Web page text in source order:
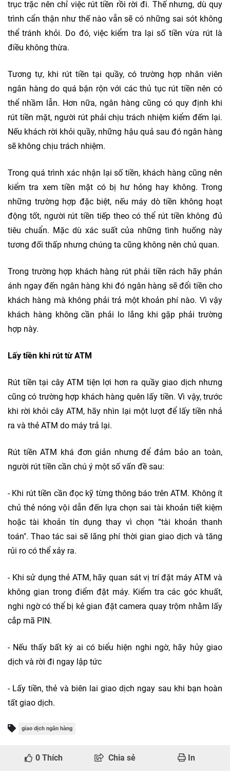
trục trặc nên chỉ việc rút tiền rồi rời đi. Thế nhưng, dù quy
trình cẩn thận như thế nào vẫn sẽ có những sai sót không
thể tránh khỏi. Do đó, việc kiểm tra lại số tiền vừa rút là
điều không thừa.
Tương tự, khi rút tiền tại quầy, có trường hợp nhân viên
ngân hàng do quá bận rộn với các thủ tục rút tiền nên có
thể nhầm lẫn. Hơn nữa, ngân hàng cũng có quy định khi
rút tiền mặt, người rút phải chịu trách nhiệm kiểm đếm lại.
Nếu khách rời khỏi quầy, những hậu quả sau đó ngân hàng
sẽ không chịu trách nhiệm.
Trong quá trình xác nhận lại số tiền, khách hàng cũng nên
kiểm tra xem tiền mặt có bị hư hỏng hay không. Trong
những trường hợp đặc biệt, nếu máy dò tiền không hoạt
động tốt, người rút tiền tiếp theo có thể rút tiền không đủ
tiêu chuẩn. Mặc dù xác suất của những tình huống này
tương đối thấp nhưng chúng ta cũng không nên chủ quan.
Trong trường hợp khách hàng rút phải tiền rách hãy phản
ánh ngay đến ngân hàng khi đó ngân hàng sẽ đổi tiền cho
khách hàng mà không phải trả một khoản phí nào. Vì vậy
khách hàng không cần phải lo lắng khi gặp phải trường
hợp này.
Lấy tiền khi rút từ ATM
Rút tiền tại cây ATM tiện lợi hơn ra quầy giao dịch nhưng
cũng có trường hợp khách hàng quên lấy tiền. Vì vậy, trước
khi rời khỏi cây ATM, hãy nhìn lại một lượt để lấy tiền nhả
ra và thẻ ATM do máy trả lại.
Rút tiền ATM khá đơn giản nhưng để đảm bảo an toàn,
người rút tiền cần chú ý một số vấn đề sau:
- Khi rút tiền cần đọc kỹ từng thông báo trên ATM. Không ít
chủ thẻ nóng vội dẫn đến lựa chọn sai tài khoản tiết kiệm
hoặc tài khoản tín dụng thay vì chọn “tài khoản thanh
toán". Thao tác sai sẽ lãng phí thời gian giao dịch và tăng
rủi ro có thể xảy ra.
- Khi sử dụng thẻ ATM, hãy quan sát vị trí đặt máy ATM và
không gian trong điểm đặt máy. Kiểm tra các góc khuất,
nghi ngờ có thể bị kẻ gian đặt camera quay trộm nhằm lấy
cắp mã PIN.
- Nếu thấy bất kỳ ai có biểu hiện nghi ngờ, hãy hủy giao
dịch và rời đi ngay lập tức
- Lấy tiền, thẻ và biên lai giao dịch ngay sau khi bạn hoàn
tất giao dịch.
giao dịch ngân hàng
0 Thích Chia sẻ In